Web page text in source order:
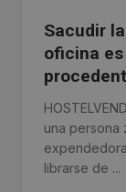
Sacudir
oficina
una persona
librarse de ...